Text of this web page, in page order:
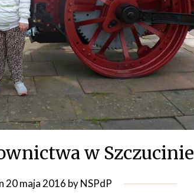
w Szczucinie
20 maja 2016 byNSPdP